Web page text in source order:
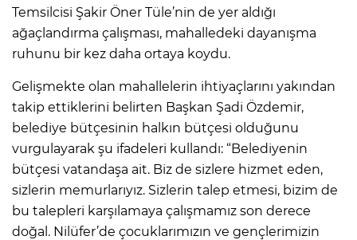
Temsilcisi Şakir Öner Tüle’nin de yer aldığı
ağaçlandırma çalışması, mahalledeki dayanışma
ruhunu bir kez daha ortaya koydu.
Gelişmekte olan mahallelerin ihtiyaçlarını yakından
takip ettiklerini belirten Başkan Şadi Özdemir,
belediye bütçesinin halkın bütçesi olduğunu
vurgulayarak şu ifadeleri kullandı: “Belediyenin
bütçesi vatandaşa ait. Biz de sizlere hizmet eden,
sizlerin memurlarıyız. Sizlerin talep etmesi, bizim de
bu talepleri karşılamaya çalışmamız son derece
doğal. Nilüfer’de çocuklarımızın ve gençlerimizin